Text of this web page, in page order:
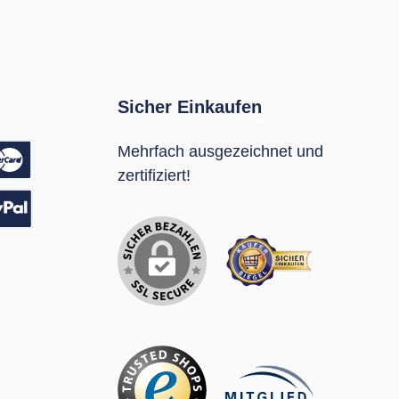
Sicher Einkaufen
Mehrfach ausgezeichnet und
zertifiziert!